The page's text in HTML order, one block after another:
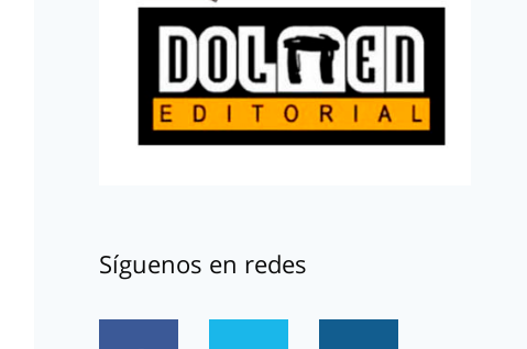
Síguenos en redes